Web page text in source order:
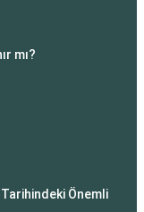
mı?
Önemli